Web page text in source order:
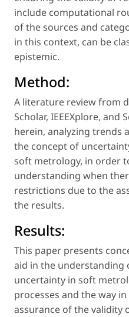
include computational
of the sources and
in this context, can be
epistemic.
Method:
A literature review from
Scholar, IEEEXplore, and
herein, analyzing trends
the concept of
soft metrology, in order
understanding when
restrictions due to the
the results.
Results:
This paper presents
aid in the understanding
uncertainty in soft
processes and the way
assurance of the validity